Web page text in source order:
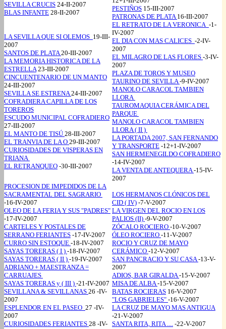
SEVILLA CRUCIS 24-II-2007
BLAS INFANTE 28-II-2007
PESTIÑOS 15-III-2007
PATRONAS DE PLATA16-III-2007
LA SEVILLA QUE SI OLEMOS 19-III-
2007
SANTOS DE PLATA20-III-2007
LA MEMORIA HISTORICA DE LA
ESTRELLA23-III-2007
CINCUENTENARIO DE UN MANTO
24-III-2007
SEVILLA SE ESTRENA24-III-2007
COFRADIERA CAPILLA DE LOS
TOREROS
ESCUDO MUNICIPAL COFRADIERO
27-III-2007
EL MANTO DE TISÚ 28-III-2007
EL TRANVIA DE LA O 29-III-2007
CURIOSIDADES DE VISPERAS EN
TRIANA
EL RETRANQUEO -30-III-2007
EL RETRATO DE LA VERONICA -1-
IV-2007
EL DIA CON MAS CALICES -2-IV-
2007
EL MILAGRO DE LAS FLORES -3-IV-
2007
PLAZA DE TOROS Y MUSEO
TAURINO DE SEVILLA-9-IV-2007
MANOLO CARACOL TAMBIEN
LLORA
TAUROMAQUIA CERÁMICA DEL
PARQUE
MANOLO CARACOL TAMBIEN
LLORA ( II )
LA PORTADA 2007, SAN FERNANDO
Y TRANSPORTE -12+1-IV-2007
SAN HERMENEGILDO COFRADIERO
-14-IV-2007
LA VENTA DE ANTEQUERA-15-IV-
2007
PROCESION DE IMPEDIDOS DE LA
SACRAMENTAL DEL SAGRARIO
-16-IV-2007
OLEO DE LA FERIA Y SUS "PADRES"
-17-IV-2007
CARTELES Y POSTALES DE
SERRANO FERIANTES -17-IV-2007
CURRO SIN ESTOQUE -18-IV-2007
SAYAS TORERAS ( I ) -18-IV-2007
SAYAS TORERAS ( II ) -19-IV-2007
ADRIANO + MAESTRANZA =
CARRUAJES
SAYAS TORERAS y ( III ) -21-IV-2007
SEVILLANA & SEVILLANAS 26 -IV-
2007
ESPLENDOR EN EL PASEO 27 -IV-
2007
CURIOSIDADES FERIANTES 28 -IV-
LOS HERMANOS CLÓNICOS DEL
CID ( IV) -7-V-2007
LA VIRGEN DEL ROCIO EN LOS
PALIOS (II) -9-V-2007
ZÓCALO ROCIERO -10-V-2007
ÓLEO ROCIERO -11-V-2007
ROCIO Y CRUZ DE MAYO
CERÁMICO -12-V-2007
SAN PANCRACIO Y SU CASA-13-V-
2007
ADIOS, BAR GIRALDA-15-V-2007
MISA DE ALBA-15-V-2007
BATAS ROCIERAS 16-V-2007
"LOS GABRIELES" -16-V-2007
LA CRUZ DE MAYO MAS ANTIGUA
-21-V-2007
SANTA RITA, RITA .... -22-V-2007